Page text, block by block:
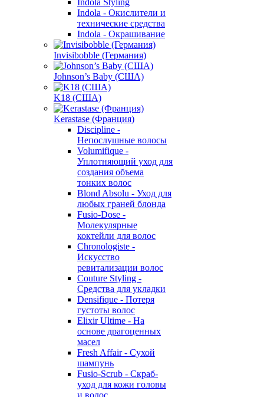
Indola Styling
Indola - Окислители и
технические средства
Indola - Окрашивание
Invisibobble (Германия)
Johnson’s Baby (США)
K18 (США)
Kerastase (Франция)
Discipline -
Непослушные волосы
Volumifique -
Уплотняющий уход для
создания объема
тонких волос
Blond Absolu - Уход для
любых граней блонда
Fusio-Dose -
Молекулярные
коктейли для волос
Chronologiste -
Искусство
ревитализации волос
Couture Styling -
Средства для укладки
Densifique - Потеря
густоты волос
Elixir Ultime - На
основе драгоценных
масел
Fresh Affair - Сухой
шампунь
Fusio-Scrub - Скраб-
уход для кожи головы
и волос